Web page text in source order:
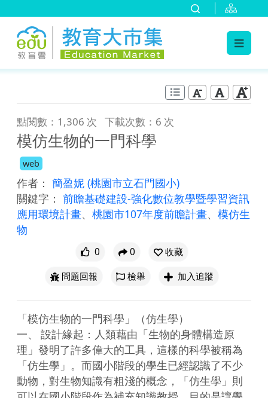
點閱數：1,306 次 下載次數：6 次
模仿生物的一門科學
web
作者： 簡盈妮 (桃園市立石門國小)
關鍵字： 前瞻基礎建設-強化數位教學暨學習資訊
應用環境計畫、 桃園市107年度前瞻計畫、 模仿生
物
0 0
收藏
問題回報
檢舉 加入追蹤
「模仿生物的一門科學」（仿生學）
一、	設計緣起：人類藉由「生物的身體構造原
理」發明了許多偉大的工具，這樣的科學被稱為
「仿生學」。而國小階段的學生已經認識了不少
動物，對生物知識有粗淺的概念，「仿生學」則